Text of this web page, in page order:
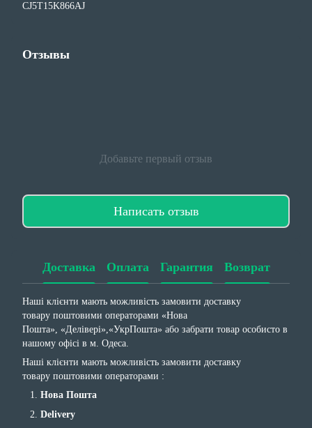
CJ5T15K866AJ
Отзывы
Добавьте первый отзыв
Написать отзыв
Доставка Оплата Гарантия Возврат
Наші клієнти мають можливість замовити доставку
товару поштовими операторами «Нова
Пошта», «Делівері»,«УкрПошта» або забрати товар особисто в
нашому офісі в м. Одеса.
Наші клієнти мають можливість замовити доставку
товару поштовими операторами :
Нова Пошта
Delivery